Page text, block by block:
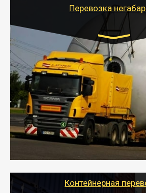
Перевозка
Цена за км.
- Перевозка техники и
осуществляется после получения
перевозку (обычно 7-14 дней).
- Тайгер Логистик в короткие
качественно и безопасно
грузы по всей России тралом,
другим транспортом и подобрать
Контейнерная